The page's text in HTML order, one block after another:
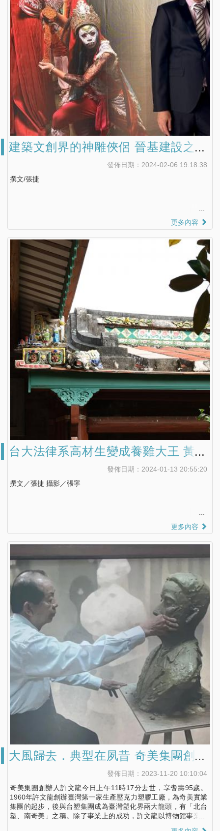
建築文創界的神雕俠侶 晉基建設之十
發佈日期：2024-02-06 19:18:38
撰文/張捷
更多內容
台大法律系高材生變成養雞大王 黃崑
虎護持後壁最美的閩式古厝(下)
發佈日期：2024-01-13 20:55:20
撰文／張捷 攝影／張寧
更多內容
大風歸去．典型在夙昔 奇美集團創辦
人許文龍辭世 博物館為大眾打開藝術
的窗
發佈日期：2023-11-20 10:10:04
奇美集團創辦人許文龍今日上午11時17分去世，享耆壽95歲。
1960年許文龍創辦臺灣第一家生產壓克力塑膠工廠，為奇美實業
集團的起步，後與台塑集團成為臺灣塑化界兩大龍頭，有「北台
塑、南奇美」之稱。除了事業上的成功，許文龍以博物館事業為